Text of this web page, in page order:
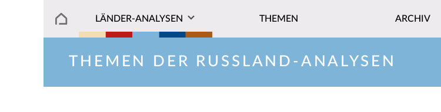
LÄNDER-ANALYSEN THEMEN ARCHIV
THEMEN DER RUSSLAND-ANALYSEN